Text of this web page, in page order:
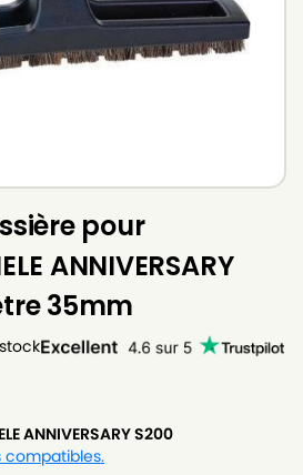
pour
ANNIVERSARY
35mm
ANNIVERSARY S200
compatibles.